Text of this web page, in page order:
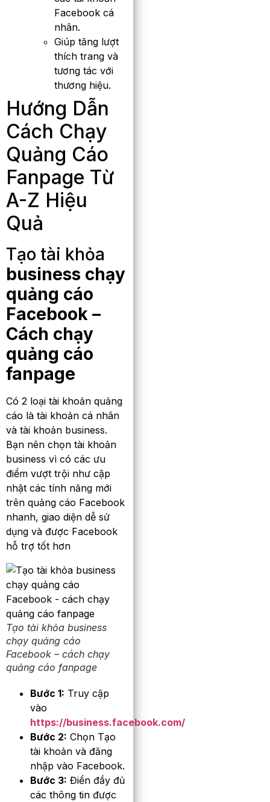
Facebook cá
nhân.
Giúp tăng lượt
thích trang và
tương tác với
thương hiệu.
Hướng Dẫn
Cách Chạy
Quảng Cáo
Fanpage Từ
A-Z Hiệu
Quả
Tạo tài khỏa
business chạy
quảng cáo
Facebook –
Cách chạy
quảng cáo
fanpage
Có 2 loại tài khoản quảng
cáo là tài khoản cá nhân
và tài khoản business.
Bạn nên chọn tài khoản
business vì có các ưu
điểm vượt trội như cập
nhật các tính năng mới
trên quảng cáo Facebook
nhanh, giao diện dễ sử
dụng và được Facebook
hỗ trợ tốt hơn
Tạo tài khỏa business
chạy quảng cáo
Facebook – cách chạy
quảng cáo fanpage
Bước 1: Truy cập
vào
https://business.facebook.com/
Bước 2: Chọn Tạo
tài khoản và đăng
nhập vào Facebook.
Bước 3: Điền đầy đủ
các thông tin được